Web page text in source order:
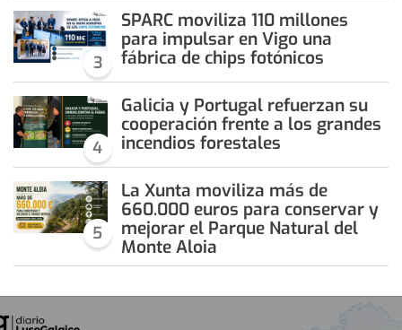
3
SPARC moviliza 110 millones
para impulsar en Vigo una
fábrica de chips fotónicos
4
Galicia y Portugal refuerzan su
cooperación frente a los grandes
incendios forestales
5
La Xunta moviliza más de
660.000 euros para conservar y
mejorar el Parque Natural del
Monte Aloia